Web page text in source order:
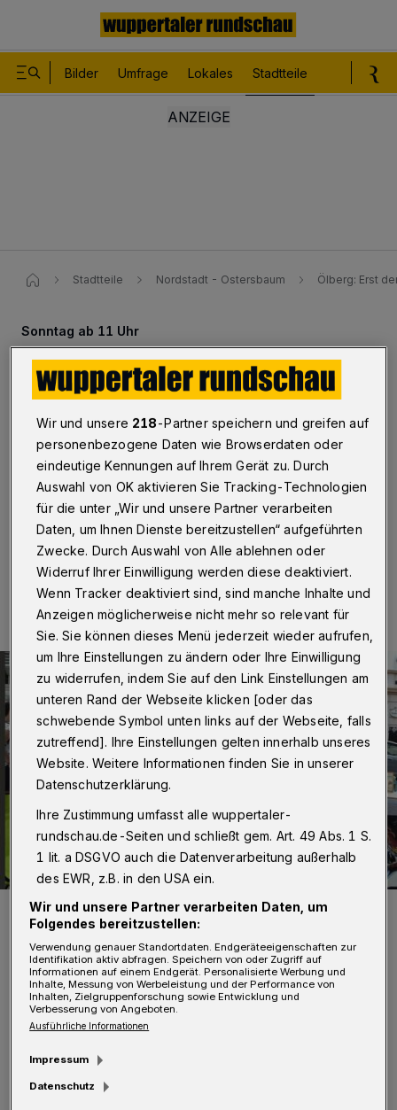
Bilder Umfrage Lokales Stadtteile
Stadtteile Nordstadt - Ostersbaum Ölberg: Erst
Sonntag ab 11 Uhr
Ölberg: Erst der Kunstmarkt,
dann der „Kunstkiez“
Wuppertal·Am Sonntag (14. Juni 2026) präsentieren
23 Aussteller von 11 bis 18 Uhr auf dem Otto-Böhne-
Platz (Marienstraße / Ecke Wirkerstraße) auf dem
13.06.2026 , 11:00 Uhr Eine Minute Lesezeit
Es gibt viel zu entdecken.
Foto: Ölberger Kunst- und Kulturmarkt
D mehr Ausstellerinnen und Aussteller als
sonst mit dabei – vor allem aus dem Sektor
Wir und unsere 218-Partner speichern und greifen auf
personenbezogene Daten wie Browserdaten oder
eindeutige Kennungen auf Ihrem Gerät zu. Durch
Auswahl von OK aktivieren Sie Tracking-Technologien
für die unter „Wir und unsere Partner verarbeiten
Daten, um Ihnen Dienste bereitzustellen“ aufgeführten
Zwecke. Durch Auswahl von Alle ablehnen oder
Widerruf Ihrer Einwilligung werden diese deaktiviert.
Wenn Tracker deaktiviert sind, sind manche Inhalte und
Anzeigen möglicherweise nicht mehr so relevant für
Sie. Sie können dieses Menü jederzeit wieder aufrufen,
um Ihre Einstellungen zu ändern oder Ihre Einwilligung
zu widerrufen, indem Sie auf den Link Einstellungen am
unteren Rand der Webseite klicken [oder das
schwebende Symbol unten links auf der Webseite, falls
zutreffend]. Ihre Einstellungen gelten innerhalb unseres
Website. Weitere Informationen finden Sie in unserer
Datenschutzerklärung.
Ihre Zustimmung umfasst alle wuppertaler-
rundschau.de-Seiten und schließt gem. Art. 49 Abs. 1 S.
1 lit. a DSGVO auch die Datenverarbeitung außerhalb
des EWR, z.B. in den USA ein.
Wir und unsere Partner verarbeiten Daten, um
Folgendes bereitzustellen:
Verwendung genauer Standortdaten. Endgeräteeigenschaften zur
Identifikation aktiv abfragen. Speichern von oder Zugriff auf
Informationen auf einem Endgerät. Personalisierte Werbung und
Inhalte, Messung von Werbeleistung und der Performance von
Inhalten, Zielgruppenforschung sowie Entwicklung und
Verbesserung von Angeboten.
Ausführliche Informationen
Impressum
Datenschutz